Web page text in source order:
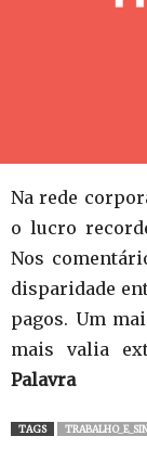
Na rede
o lucro
Nos
disparidade
pagos. Um
mais valia
Palavra
TAGS